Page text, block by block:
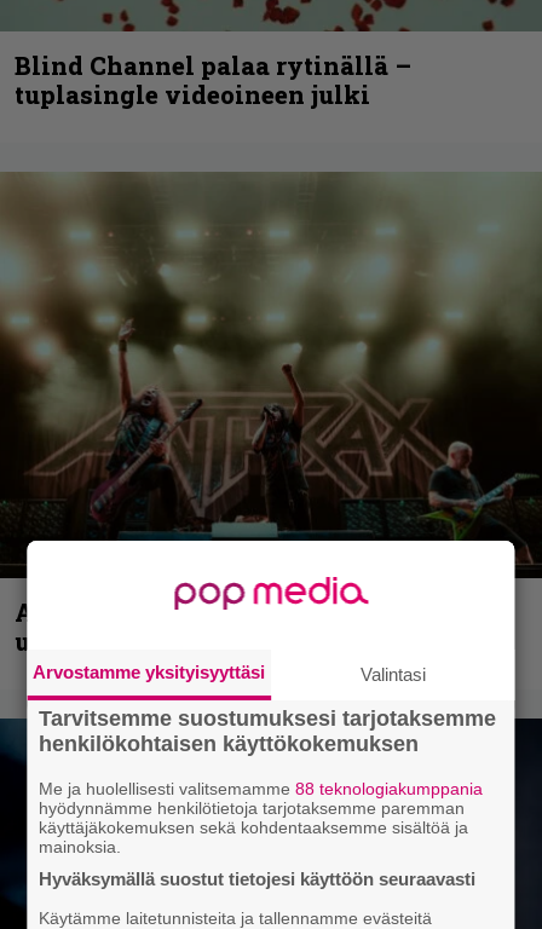
Blind Channel palaa rytinällä –
tuplasingle videoineen julki
Anthrax vie katsojat keikkatunnelmiin
uudella videollaan
Arvostamme yksityisyyttäsi Valintasi
Tarvitsemme suostumuksesi tarjotaksemme
henkilökohtaisen käyttökokemuksen
Me ja huolellisesti valitsemamme88 teknologiakumppania
hyödynnämme henkilötietoja tarjotaksemme paremman
käyttäjäkokemuksen sekä kohdentaaksemme sisältöä ja
mainoksia.
Hyväksymällä suostut tietojesi käyttöön seuraavasti
Käytämme laitetunnisteita ja tallennamme evästeitä